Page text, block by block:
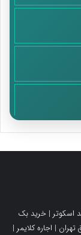
اسکوتر | خرید بک
تهران | اجاره کلایمر |